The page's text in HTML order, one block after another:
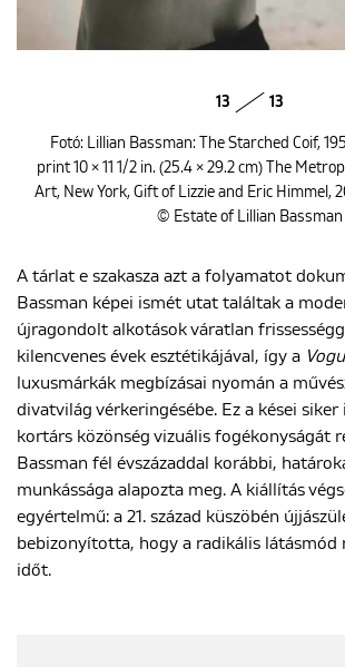
13 13
Fotó: Lillian Bassman: The Starched Coif,
print 10 × 11 1/2 in. (25.4 × 29.2 cm) The
Art, New York, Gift of Lizzie and Eric Himmel,
© Estate of Lillian Bassman
A tárlat e szakasza azt a folyamatot
Bassman képei ismét utat találtak a
újragondolt alkotások váratlan
kilencvenes évek esztétikájával, így a
luxusmárkák megbízásai nyomán a
divatvilág vérkeringésébe. Ez a kései
kortárs közönség vizuális fogékonyságát
Bassman fél évszázaddal korábbi,
munkássága alapozta meg. A kiállítás
egyértelmű: a 21. század küszöbén
bebizonyította, hogy a radikális látásmód
időt.